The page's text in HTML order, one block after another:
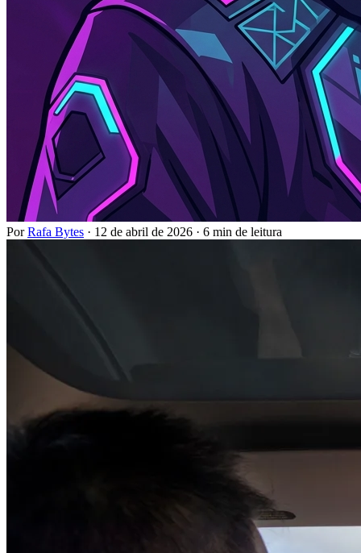
PorRafa Bytes · 12 de abril de 2026 · 6 min de leitura